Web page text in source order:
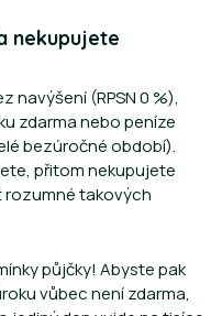
nekupujete
navýšení (RPSN 0 %),
zdarma nebo peníze
bezúročné období).
přitom nekupujete
takových
půjčky! Abyste pak
vůbec není zdarma,